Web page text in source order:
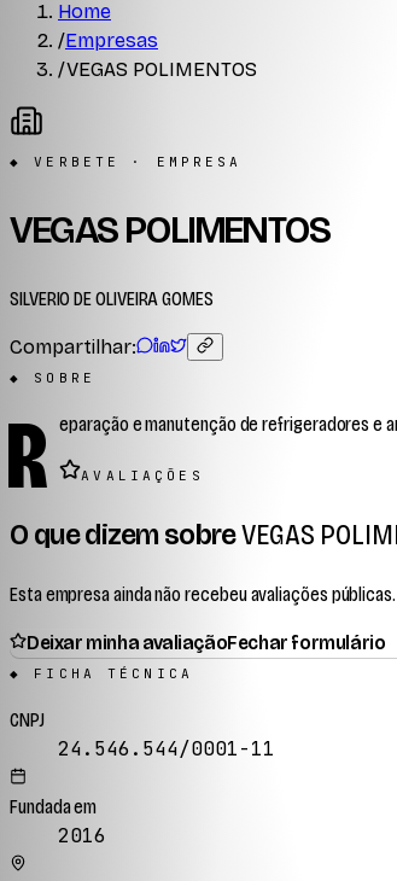
Home
/Empresas
/VEGAS POLIMENTOS
◆ VERBETE · EMPRESA
VEGAS POLIMENTOS
SILVERIO DE OLIVEIRA GOMES
Compartilhar:
◆ SOBRE
R eparação e manutenção de refrigeradores e
AVALIAÇÕES
O que dizem sobreVEGAS
Esta empresa ainda não recebeu avaliações
Deixar minha avaliaçãoFechar formulário
◆ FICHA TÉCNICA
CNPJ
24.546.544/0001-11
Fundada em
2016